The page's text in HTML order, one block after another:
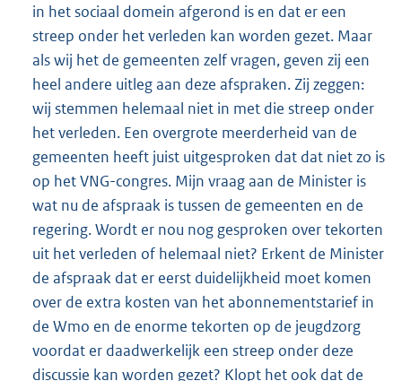
in het sociaal domein afgerond is en dat er een
streep onder het verleden kan worden gezet. Maar
als wij het de gemeenten zelf vragen, geven zij een
heel andere uitleg aan deze afspraken. Zij zeggen:
wij stemmen helemaal niet in met die streep onder
het verleden. Een overgrote meerderheid van de
gemeenten heeft juist uitgesproken dat dat niet zo is
op het VNG-congres. Mijn vraag aan de Minister is
wat nu de afspraak is tussen de gemeenten en de
regering. Wordt er nou nog gesproken over tekorten
uit het verleden of helemaal niet? Erkent de Minister
de afspraak dat er eerst duidelijkheid moet komen
over de extra kosten van het abonnementstarief in
de Wmo en de enorme tekorten op de jeugdzorg
voordat er daadwerkelijk een streep onder deze
discussie kan worden gezet? Klopt het ook dat de